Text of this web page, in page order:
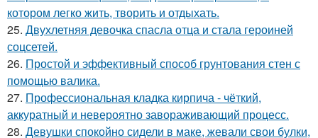
котором легко жить, творить и отдыхать.
25. Двухлетняя девочка спасла отца и стала героиней
соцсетей.
26. Простой и эффективный способ грунтования стен с
помощью валика.
27. Профессиональная кладка кирпича - чёткий,
аккуратный и невероятно завораживающий процесс.
28. Девушки спокойно сидели в маке, жевали свои булки,